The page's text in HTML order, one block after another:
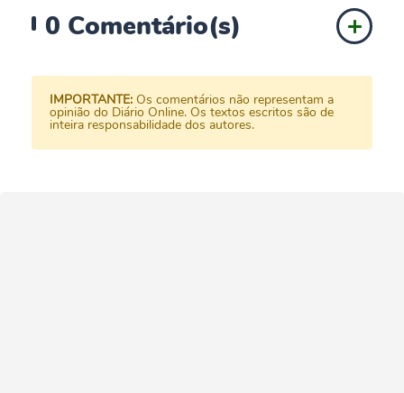
0 Comentário(s)
IMPORTANTE: Os comentários não representam a
opinião do Diário Online. Os textos escritos são de
inteira responsabilidade dos autores.